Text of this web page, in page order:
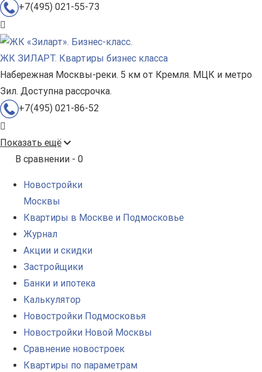
+7(495) 021-55-73
ЖК ЗИЛАРТ. Квартиры бизнес класса
Набережная Москвы-реки. 5 км от Кремля. МЦК и метро
Зил. Доступна рассрочка.
+7(495) 021-86-52
Показать ещё
В сравнении - 0
Новостройки
Москвы
Квартиры в Москве и Подмосковье
Журнал
Акции и скидки
Застройщики
Банки и ипотека
Калькулятор
Новостройки Подмосковья
Новостройки Новой Москвы
Сравнение новостроек
Квартиры по параметрам